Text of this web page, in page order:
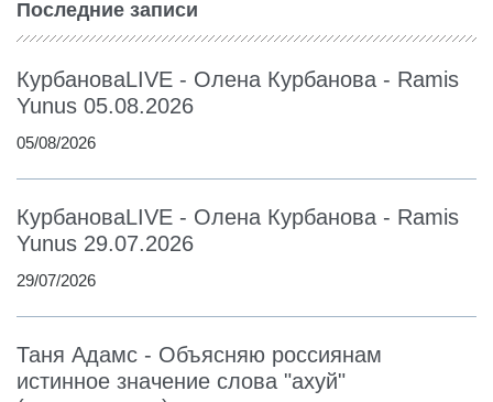
Последние записи
КурбановаLIVE - Олена Курбанова - Ramis
Yunus 05.08.2026
05/08/2026
КурбановаLIVE - Олена Курбанова - Ramis
Yunus 29.07.2026
29/07/2026
Таня Адамс - Объясняю россиянам
истинное значение слова "ахуй"